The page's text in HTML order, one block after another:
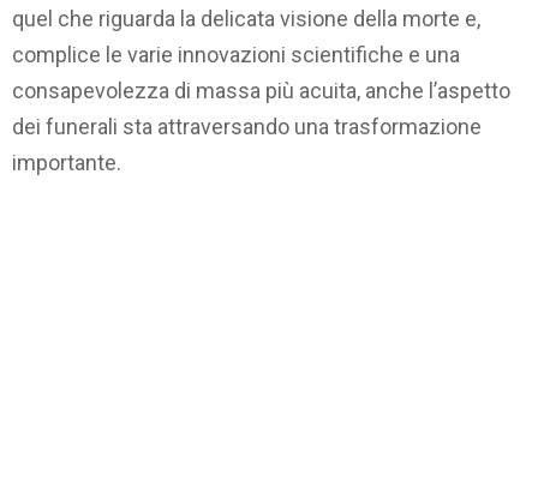
quel che riguarda la delicata visione della morte e,
complice le varie innovazioni scientifiche e una
consapevolezza di massa più acuita, anche l’aspetto
dei funerali sta attraversando una trasformazione
importante.